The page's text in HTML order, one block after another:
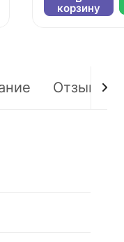
корзину
Отзывы